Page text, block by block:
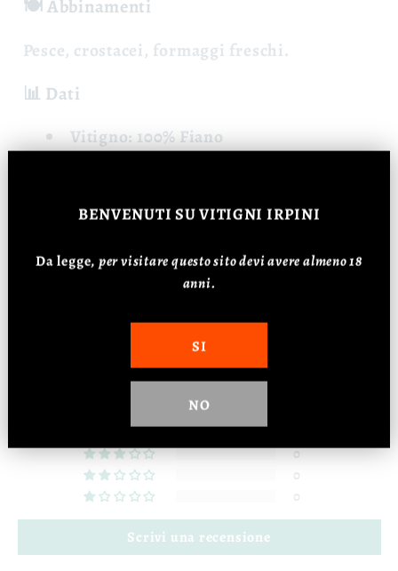
🍽️ Abbinamenti
Pesce, crostacei, formaggi freschi.
📊 Dati
Vitigno: 100% Fiano
Basato su 1 recensione
0
Scrivi una recensione
BENVENUTI SU VITIGNI IRPINI
Da legge, per visitare questo sito devi avere almeno 18
anni.
SI
NO